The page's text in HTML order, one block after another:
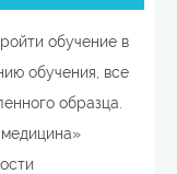
обучение в
обучения, все
образца.